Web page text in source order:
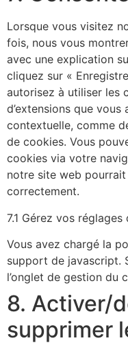
divers
Lorsque vous visitez
fois, nous vous
avec une explication
cliquez sur «
autorisez à utiliser les
d’extensions que
contextuelle, comme
de cookies. Vous
cookies via votre
notre site web
correctement.
7.1 Gérez vos
Vous avez chargé la
support de javascript.
l’onglet de gestion du
8. Activer/
supprimer